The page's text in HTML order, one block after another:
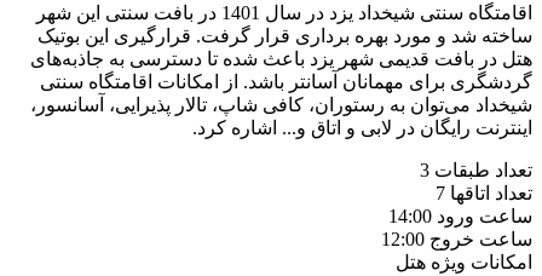
اقامتگاه سنتی شیخداد یزد در سال 1401 در بافت سنتی این شهر
ساخته شد و مورد بهره برداری قرار گرفت. قرارگیری این بوتیک
هتل در بافت قدیمی شهر یزد باعث شده تا دسترسی به جاذبه‌های
گردشگری برای مهمانان آسانتر باشد. از امکانات اقامتگاه سنتی
شیخداد می‌توان به رستوران، کافی شاپ، تالار پذیرایی، آسانسور،
اینترنت رایگان در لابی و اتاق و... اشاره کرد.
تعداد طبقات 3
تعداد اتاقها 7
ساعت ورود 14:00
ساعت خروج 12:00
امکانات ویژه هتل